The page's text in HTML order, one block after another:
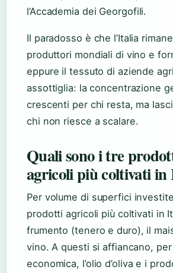
l’Accademia dei Georgofili.
Il paradosso è che l’Italia
produttori mondiali di vino e
eppure il tessuto di aziende
assottiglia: la concentrazione
crescenti per chi resta, ma
chi non riesce a scalare.
Quali sono i tre
agricoli più coltivati in
Per volume di superfici
prodotti agricoli più coltivati in
frumento (tenero e duro), il
vino. A questi si affiancano,
economica, l’olio d’oliva e i